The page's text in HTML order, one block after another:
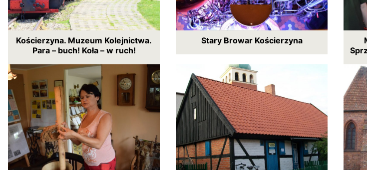
Kościerzyna. Muzeum Kolejnictwa.
Para – buch! Koła – w ruch!
Stary Browar Kościerzyna